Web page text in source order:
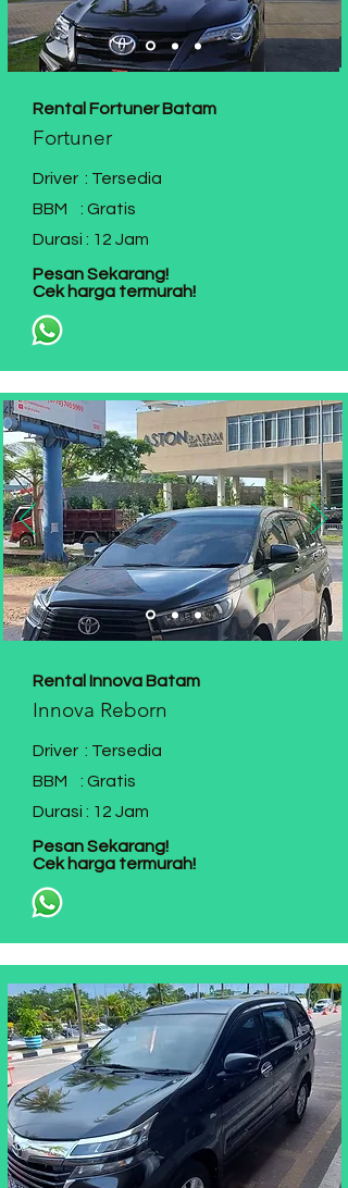
Rental Fortuner Batam
Fortuner
Driver : Tersedia
BBM : Gratis
Durasi : 12 Jam
Pesan Sekarang!
Cek harga termurah!
Rental Innova Batam
Innova Reborn
Driver : Tersedia
BBM : Gratis
Durasi : 12 Jam
Pesan Sekarang!
Cek harga termurah!